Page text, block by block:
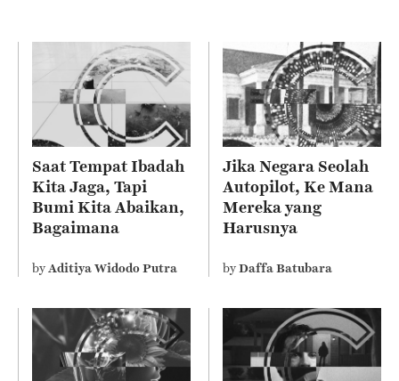
Saat Tempat Ibadah
Kita Jaga, Tapi
Bumi Kita Abaikan,
Bagaimana
Agama Kita?
byAditiya Widodo Putra
Jika Negara Seolah
Autopilot, Ke Mana
Mereka yang
Harusnya
byDaffa Batubara